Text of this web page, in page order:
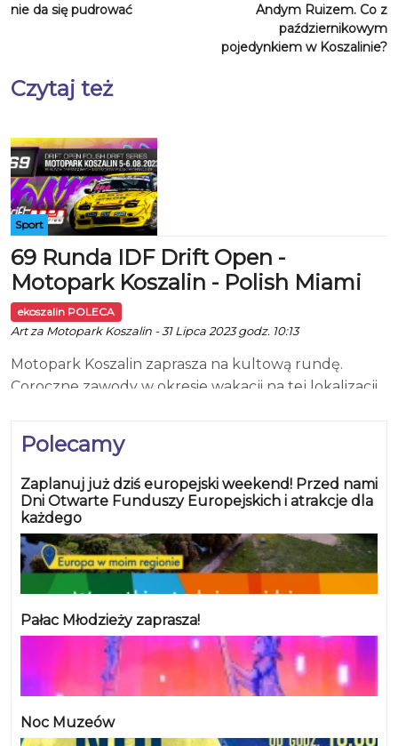
Polecamy
Zaplanuj już dziś europejski weekend! Przed nami
Dni Otwarte Funduszy Europejskich i atrakcje dla
każdego
Pałac Młodzieży zaprasza!
Noc Muzeów
nie da się pudrować
Andym Ruizem. Co z
październikowym
pojedynkiem w Koszalinie?
Czytaj też
Sport
69 Runda IDF Drift Open -
Motopark Koszalin - Polish Miami
ekoszalin POLECA
Art za Motopark Koszalin - 31 Lipca 2023 godz. 10:13
Motopark Koszalin zaprasza na kultową rundę.
Coroczne zawody w okresie wakacji na tej lokalizacji
runda! Określenie „Polish Miami” nie jest
przypadkowe! Drodzy kibice i zawodnicy — szykujcie
letnie kwieciste „outfity” w klimacie
Miami! Odpowiedni „dress code” na tej rundzie to już
tradycja!